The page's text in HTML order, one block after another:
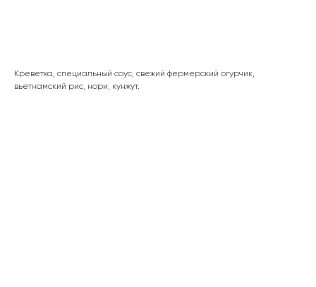
Креветка, специальный соус, свежий фермерский огурчик,
вьетнамский рис, нори, кунжут.